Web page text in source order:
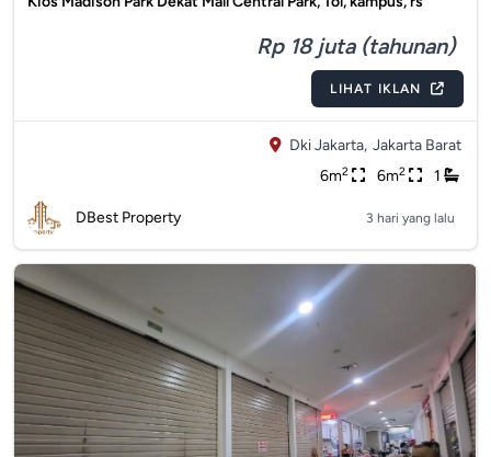
Rp 18 juta (tahunan)
LIHAT IKLAN
Dki Jakarta, Jakarta Barat
6m2 6m2 1
DBest Property 3 hari yang lalu